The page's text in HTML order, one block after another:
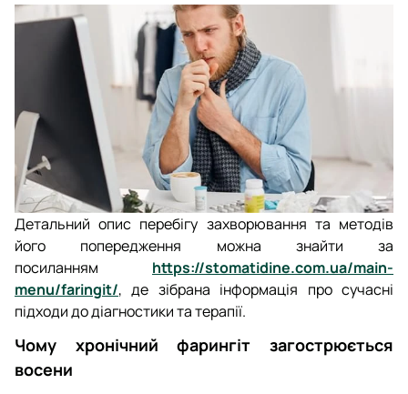
Детальний опис перебігу захворювання та методів
його попередження можна знайти за
посиланням https://stomatidine.com.ua/main-
menu/faringit/, де зібрана інформація про сучасні
підходи до діагностики та терапії.
Чому хронічний фарингіт загострюється
восени